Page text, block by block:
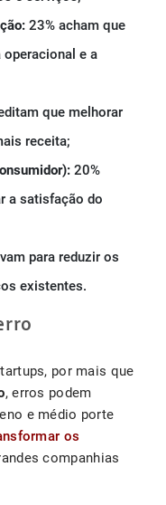
23% acham que
e a
que melhorar
receita;
20%
a satisfação do
para reduzir os
existentes.
por mais que
, erros podem
e médio porte
os
companhias